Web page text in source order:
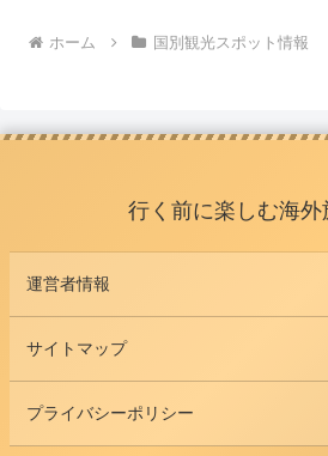
ホーム 国別観光スポット情報
行く前に楽しむ海外
運営者情報
サイトマップ
プライバシーポリシー